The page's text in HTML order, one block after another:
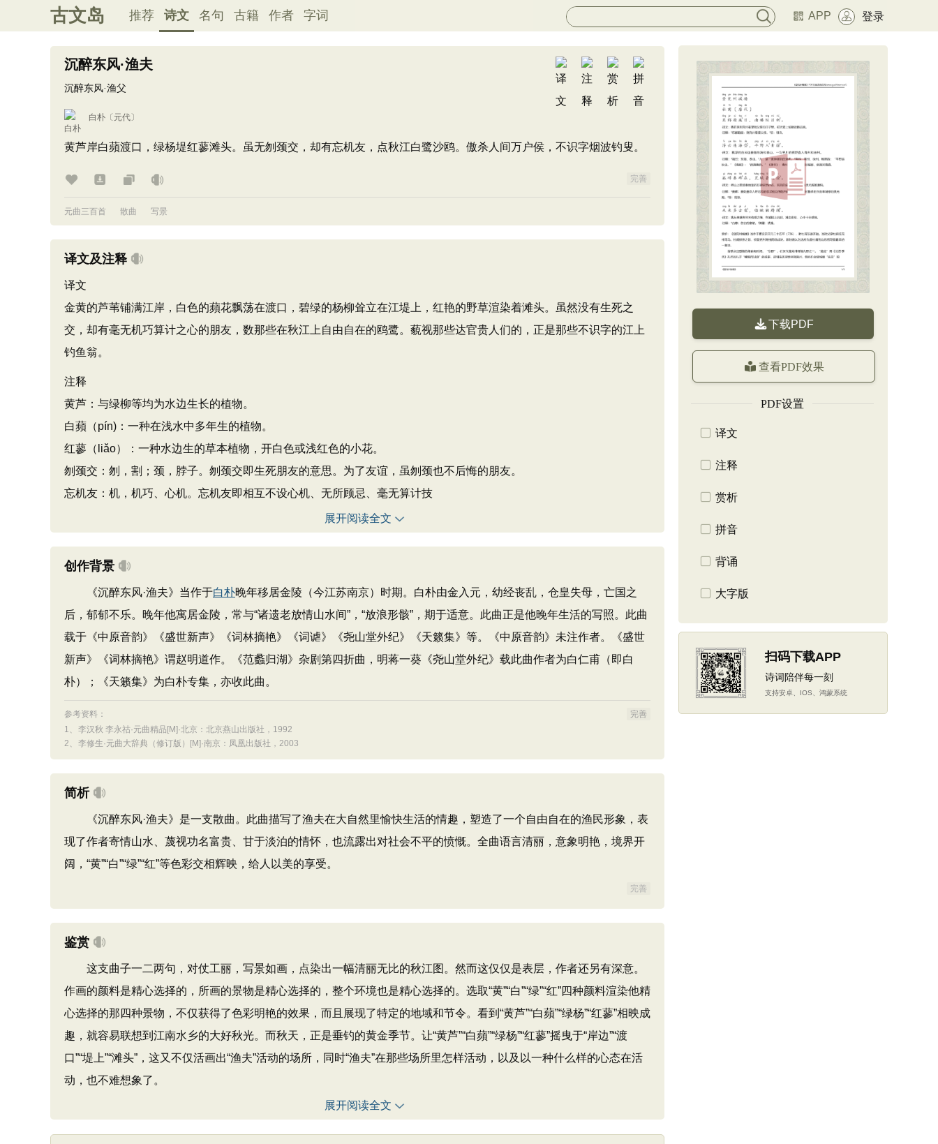
古文岛 推荐 诗文 名句 古籍 作者 字词 APP 登录
沉醉东风·渔夫
沉醉东风·渔父
白朴 〔元代〕
黄芦岸白蘋渡口，绿杨堤红蓼滩头。虽无刎颈交，却有忘机友，点秋江白鹭沙鸥。傲杀人间万户侯，不识字烟波钓叟。
完善
元曲三百首 散曲 写景
译文及注释
译文
金黄的芦苇铺满江岸，白色的蘋花飘荡在渡口，碧绿的杨柳耸立在江堤上，红艳的野草渲染着滩头。虽然没有生死之
交，却有毫无机巧算计之心的朋友，数那些在秋江上自由自在的鸥鹭。藐视那些达官贵人们的，正是那些不识字的江上
钓鱼翁。
注释
黄芦：与绿柳等均为水边生长的植物。
白蘋（pín)：一种在浅水中多年生的植物。
红蓼（liǎo）：一种水边生的草本植物，开白色或浅红色的小花。
刎颈交：刎，割；颈，脖子。刎颈交即生死朋友的意思。为了友谊，虽刎颈也不后悔的朋友。
忘机友：机，机巧、心机。忘机友即相互不设心机、无所顾忌、毫无算计技
展开阅读全文
创作背景
《沉醉东风·渔夫》当作于白朴晚年移居金陵（今江苏南京）时期。白朴由金入元，幼经丧乱，仓皇失母，亡国之
后，郁郁不乐。晚年他寓居金陵，常与“诸遗老放情山水间”，“放浪形骸”，期于适意。此曲正是他晚年生活的写照。此曲
载于《中原音韵》《盛世新声》《词林摘艳》《词谑》《尧山堂外纪》《天籁集》等。《中原音韵》未注作者。《盛世
新声》《词林摘艳》谓赵明道作。《范蠡归湖》杂剧第四折曲，明蒋一葵《尧山堂外纪》载此曲作者为白仁甫（即白
朴）；《天籁集》为白朴专集，亦收此曲。
参考资料：
完善
1、 李汉秋 李永祜·元曲精品[M]·北京：北京燕山出版社，1992
2、 李修生·元曲大辞典（修订版）[M]·南京：凤凰出版社，2003
简析
《沉醉东风·渔夫》是一支散曲。此曲描写了渔夫在大自然里愉快生活的情趣，塑造了一个自由自在的渔民形象，表
现了作者寄情山水、蔑视功名富贵、甘于淡泊的情怀，也流露出对社会不平的愤慨。全曲语言清丽，意象明艳，境界开
阔，“黄”“白”“绿”“红”等色彩交相辉映，给人以美的享受。
完善
鉴赏
这支曲子一二两句，对仗工丽，写景如画，点染出一幅清丽无比的秋江图。然而这仅仅是表层，作者还另有深意。
作画的颜料是精心选择的，所画的景物是精心选择的，整个环境也是精心选择的。选取“黄”“白”“绿”“红”四种颜料渲染他精
心选择的那四种景物，不仅获得了色彩明艳的效果，而且展现了特定的地域和节令。看到“黄芦”“白蘋”“绿杨”“红蓼”相映成
趣，就容易联想到江南水乡的大好秋光。而秋天，正是垂钓的黄金季节。让“黄芦”“白蘋”“绿杨”“红蓼”摇曳于“岸边”“渡
口”“堤上”“滩头”，这又不仅活画出“渔夫”活动的场所，同时“渔夫”在那些场所里怎样活动，以及以一种什么样的心态在活
动，也不难想象了。
展开阅读全文
下载PDF
查看PDF效果
PDF设置
译文
注释
赏析
拼音
背诵
大字版
扫码下载APP
诗词陪伴每一刻
支持安卓、IOS、鸿蒙系统